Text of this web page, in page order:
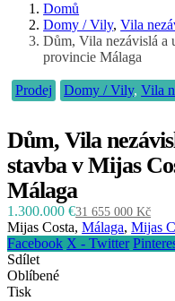
Domů
Domy / Vily,Vila
Dům, Vila nezávislá a
provincie Málaga
Prodej Domy / Vily,Vila
Dům, Vila
stavba v Mijas
Málaga
1.300.000 €31 655 000 Kč
Mijas Costa,Málaga,Mijas
Facebook X - Twitter
Sdílet
Oblíbené
Tisk